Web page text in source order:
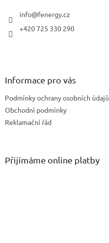
info@fenergy.cz
+420 725 330 290
Informace pro vás
Podmínky ochrany osobních údajů
Obchodní podmínky
Reklamační řád
Přijímáme online platby